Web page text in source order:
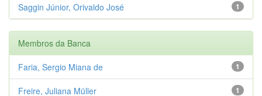
1
Saggin Júnior, Orivaldo José
Membros da Banca
1
Faria, Sergio Miana de
1
Freire, Juliana Müller